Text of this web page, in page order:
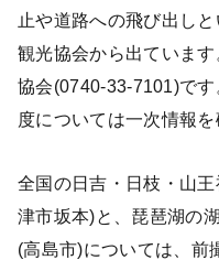
止や道路への飛び出し
観光協会から出ていま
協会(0740-33-7101)で
度については一次情報
全国の日吉・日枝・山
津市坂本)と、琵琶湖の
(高島市)については、前